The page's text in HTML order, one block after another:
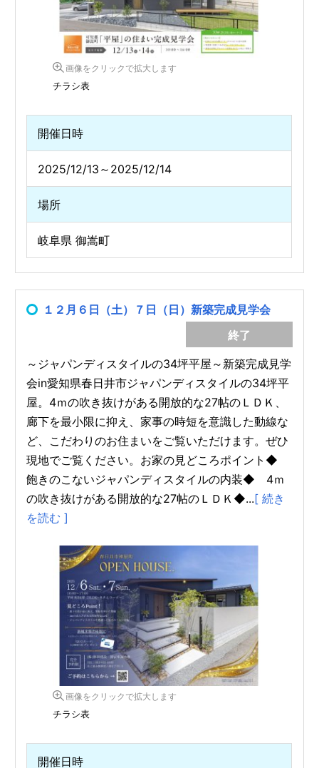
画像をクリックで拡大します
チラシ表
開催日時
2025/12/13～2025/12/14
場所
岐阜県 御嵩町
１２月６日（土）７日（日）新築完成見学会
終了
～ジャパンディスタイルの34坪平屋～新築完成見学
会in愛知県春日井市ジャパンディスタイルの34坪平
屋。4ｍの吹き抜けがある開放的な27帖のＬＤＫ、
廊下を最小限に抑え、家事の時短を意識した動線な
ど、こだわりのお住まいをご覧いただけます。ぜひ
現地でご覧ください。お家の見どころポイント◆
飽きのこないジャパンディスタイルの内装◆ 4ｍ
の吹き抜けがある開放的な27帖のＬＤＫ◆...[ 続き
を読む ]
画像をクリックで拡大します
チラシ表
開催日時